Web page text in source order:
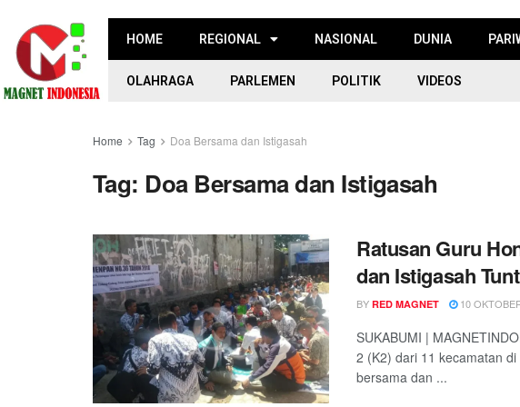
HOME REGIONAL NASIONAL DUNIA
OLAHRAGA PARLEMEN POLITIK VIDEOS
Home Tag Doa Bersama dan Istigasah
Tag: Doa Bersama dan Istigasah
Ratusan Guru
dan Istigasah
BY RED MAGNET 10
SUKABUMI |
2 (K2) dari 11 kecamatan
bersama dan ...